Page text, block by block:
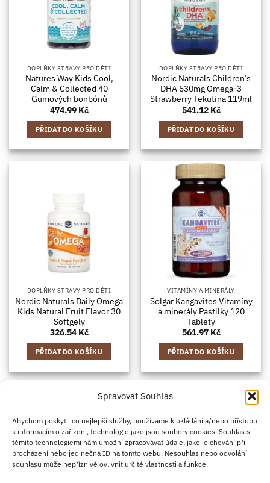
Spravovat Souhlas
Abychom poskytli co nejlepší služby, používáme k ukládání a/nebo přístupu
k informacím o zařízení, technologie jako jsou soubory cookies. Souhlas s
těmito technologiemi nám umožní zpracovávat údaje, jako je chování při
procházení nebo jedinečná ID na tomto webu. Nesouhlas nebo odvolání
souhlasu může nepříznivě ovlivnit určité vlastnosti a funkce.
DOPLŇKY STRAVY PRO DĚTI
Natures Way Kids Cool,
Calm & Collected 40
Gumových bonbónů
474.99 Kč
PŘIDAT DO KOŠÍKU
DOPLŇKY STRAVY PRO DĚTI
Nordic Naturals Children’s
DHA 530mg Omega-3
Strawberry Tekutina 119ml
541.12 Kč
PŘIDAT DO KOŠÍKU
DOPLŇKY STRAVY PRO DĚTI
Nordic Naturals Daily Omega
Kids Natural Fruit Flavor 30
Softgely
326.54 Kč
PŘIDAT DO KOŠÍKU
VITAMÍNY A MINERÁLY
Solgar Kangavites Vitamíny
a minerály Pastilky 120
Tablety
561.97 Kč
PŘIDAT DO KOŠÍKU
Credit
Card
2
Klarna
Apple
Pay
Google
Pay
PayPal
ZÁSADY DOPRAVY
ZÁSADY VRÁCENÍ ZBOŽÍ
OBCHODNÍ PODMÍNKY
KONTAKT O NÁS B2B
IMPRINT
OMEZENÍ ODPOVĚDNOSTI
ZÁSADY COOKIES